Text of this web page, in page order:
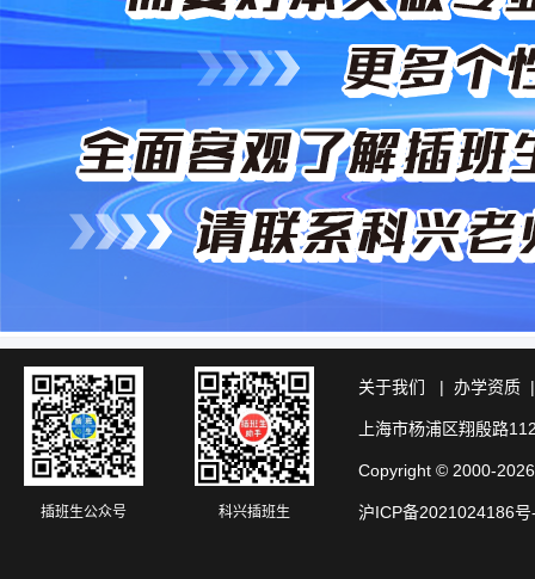
插班生公众号 科兴插班生
关于我们 | 办学资质
上海市杨浦区翔殷路
Copyright © 2000-
沪ICP备2021024186号